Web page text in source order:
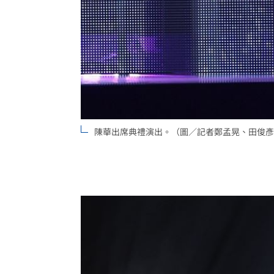
陳華出席典禮演出。（圖／記者鄭孟晃、田俊